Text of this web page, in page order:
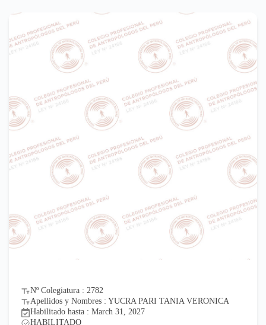
Nº Colegiatura : 2782
Apellidos y Nombres : YUCRA PARI TANIA VERONICA
Habilitado hasta : March 31, 2027
HABILITADO